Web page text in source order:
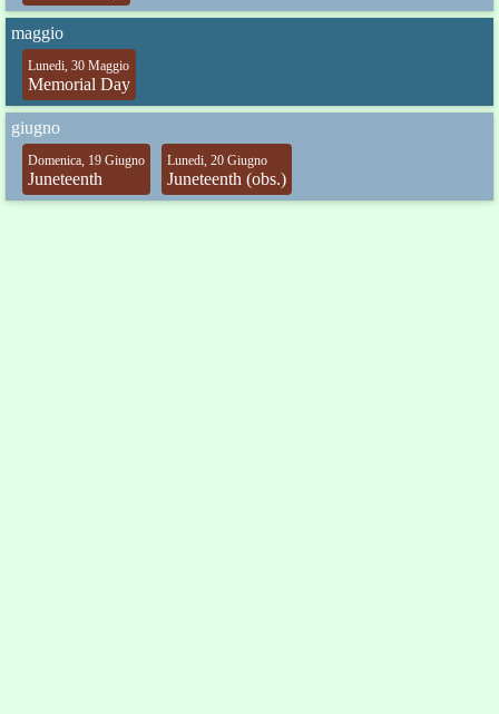
maggio
Lunedi, 30 Maggio
Memorial Day
giugno
Domenica, 19 Giugno
Juneteenth
Lunedi, 20 Giugno
Juneteenth (obs.)